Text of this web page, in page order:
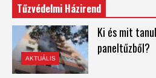
Tűzvédelmi Házirend
AKTUÁLIS
Ki és mit
paneltűzből?